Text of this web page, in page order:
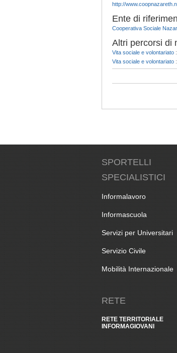
http://
Ente di
Cooperativa Sociale
Altri percorsi di
Vita sociale e volontariato :
Vita sociale e volontariato :
SPORTELLI
SPECIALISTICI
Informalavoro
Informascuola
Servizi per Universitari
Servizio Civile
Mobilità Internazionale
RETE
RETE TERRITORIALE
INFORMAGIOVANI